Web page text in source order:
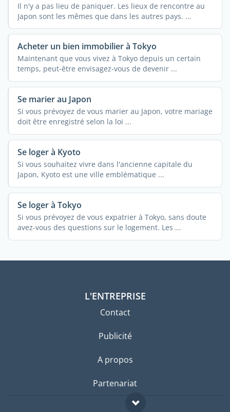
Il n'y a pas lieu de paniquer. Les lieux de rencontre au
Japon sont les mêmes que dans les autres pays. ...
Acheter un bien immobilier à Tokyo
Maintenant que vous vivez à Tokyo depuis un certain
temps, peut-être envisagez-vous de devenir ...
Se marier au Japon
Si vous prévoyez de vous marier au Japon, votre mariage
doit être enregistré selon la loi ...
Se loger à Kyoto
Si vous souhaitez vivre dans l'ancienne capitale du
Japon, Kyoto est une ville emblématique ...
Se loger à Tokyo
Si vous prévoyez de vous expatrier à Tokyo, sans doute
avez-vous des questions sur le logement. Les ...
L'ENTREPRISE
Contact
Publicité
A propos
Partenariat